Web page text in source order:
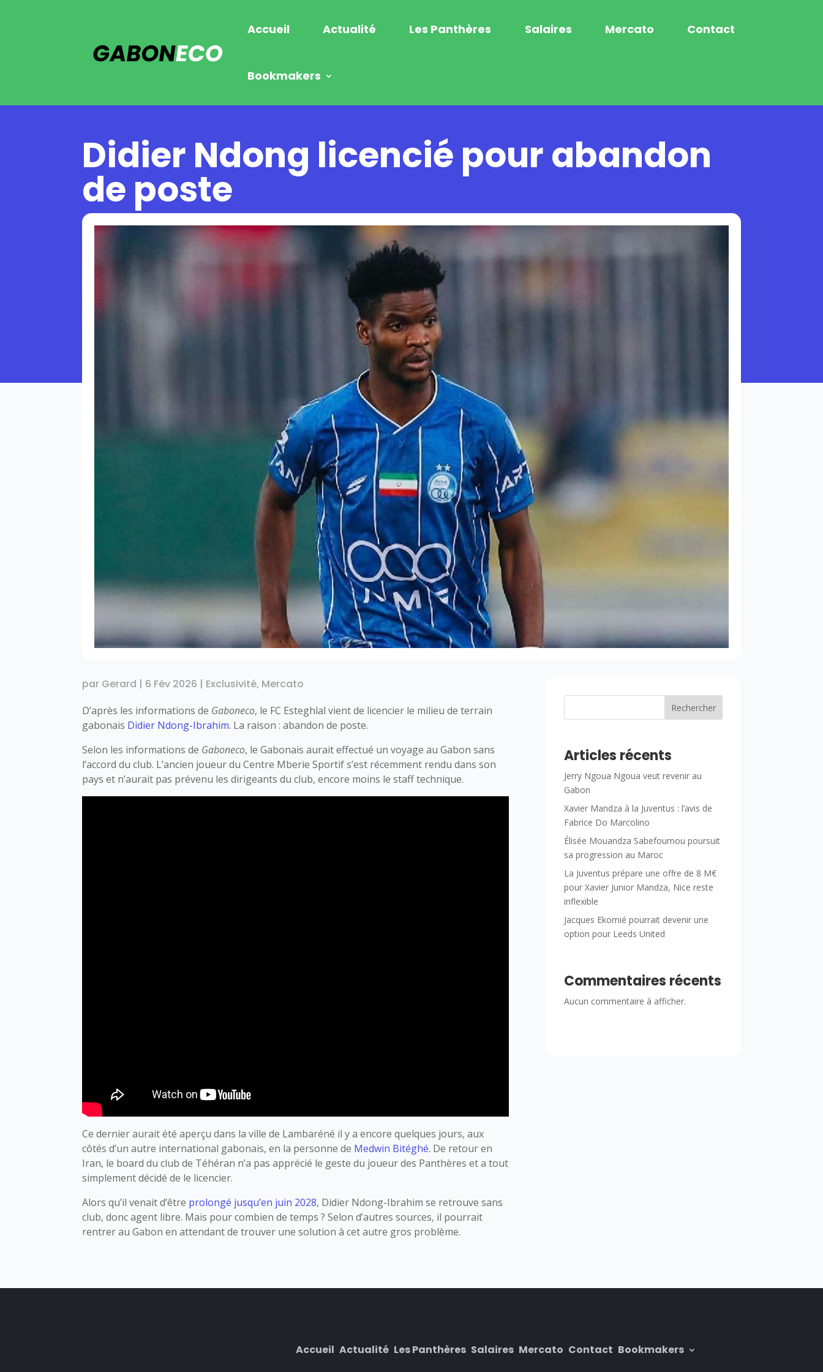
Accueil Actualité Les Panthères Salaires Mercato Contact
Bookmakers
Didier Ndong licencié pour abandon
de poste
par Gerard | 6 Fév 2026 | Exclusivité, Mercato
D’après les informations de Gaboneco, le FC Esteghlal vient de licencier le milieu de terrain
gabonais Didier Ndong-Ibrahim. La raison : abandon de poste.
Selon les informations de Gaboneco, le Gabonais aurait effectué un voyage au Gabon sans
l’accord du club. L’ancien joueur du Centre Mberie Sportif s’est récemment rendu dans son
pays et n’aurait pas prévenu les dirigeants du club, encore moins le staff technique.
Ce dernier aurait été aperçu dans la ville de Lambaréné il y a encore quelques jours, aux
côtés d’un autre international gabonais, en la personne de Medwin Bitéghé. De retour en
Iran, le board du club de Téhéran n’a pas apprécié le geste du joueur des Panthères et a tout
simplement décidé de le licencier.
Alors qu’il venait d’être prolongé jusqu’en juin 2028, Didier Ndong-Ibrahim se retrouve sans
club, donc agent libre. Mais pour combien de temps ? Selon d’autres sources, il pourrait
rentrer au Gabon en attendant de trouver une solution à cet autre gros problème.
Rechercher
Articles récents
Jerry Ngoua Ngoua veut revenir au
Gabon
Xavier Mandza à la Juventus : l’avis de
Fabrice Do Marcolino
Élisée Mouandza Sabefoumou poursuit
sa progression au Maroc
La Juventus prépare une offre de 8 M€
pour Xavier Junior Mandza, Nice reste
inflexible
Jacques Ekomié pourrait devenir une
option pour Leeds United
Commentaires récents
Aucun commentaire à afficher.
Accueil Actualité Les Panthères Salaires Mercato Contact Bookmakers